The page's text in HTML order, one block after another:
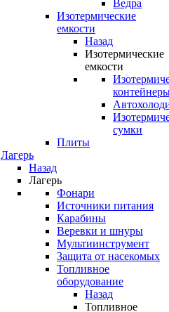
Ведра
Изотермические
емкости
Назад
Изотермические
емкости
сумки
Плиты
Лагерь
Назад
Лагерь
Фонари
Источники питания
Карабины
Веревки и шнуры
Мультиинструмент
Защита от насекомых
Топливное
оборудование
Назад
Топливное